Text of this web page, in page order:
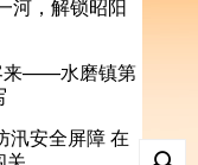
河，解锁昭阳
来——水磨镇第
汛安全屏障 在